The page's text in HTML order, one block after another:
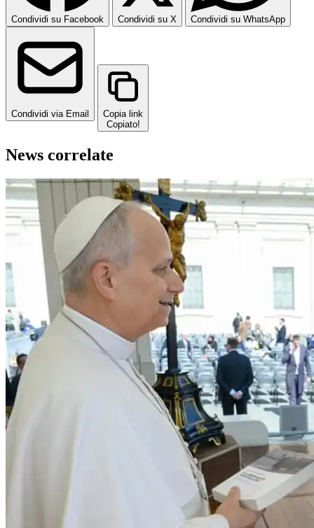
Condividi su Facebook Condividi su X Condividi su WhatsApp
Condividi via Email
Copia link
Copiato!
News correlate